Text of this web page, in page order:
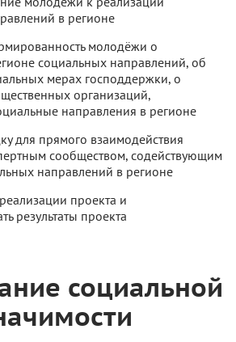
в регионе
молодёжи о
социальных направлений, об
мерах господдержки, о
организаций,
направления в регионе
для прямого взаимодействия
сообществом, содействующим
направлений в регионе
проекта и
результаты проекта
социальной